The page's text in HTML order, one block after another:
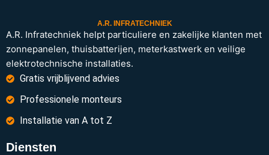
A.R. INFRATECHNIEK
A.R. Infratechniek helpt particuliere en zakelijke klanten met
zonnepanelen, thuisbatterijen, meterkastwerk en veilige
elektrotechnische installaties.
Gratis vrijblijvend advies
Professionele monteurs
Installatie van A tot Z
Diensten